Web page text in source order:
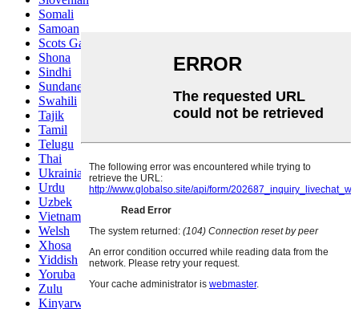
Somali
Samoan
Scots Gaelic
Shona
Sindhi
Sundanese
Swahili
Tajik
Tamil
Telugu
Thai
Ukrainian
Urdu
Uzbek
Vietnamese
Welsh
Xhosa
Yiddish
Yoruba
Zulu
Kinyarwanda